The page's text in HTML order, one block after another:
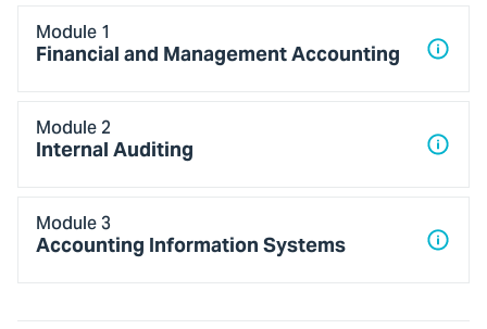
Modules
Module 1
Financial and Management Accounting
Module 2
Internal Auditing
Module 3
Accounting Information Systems